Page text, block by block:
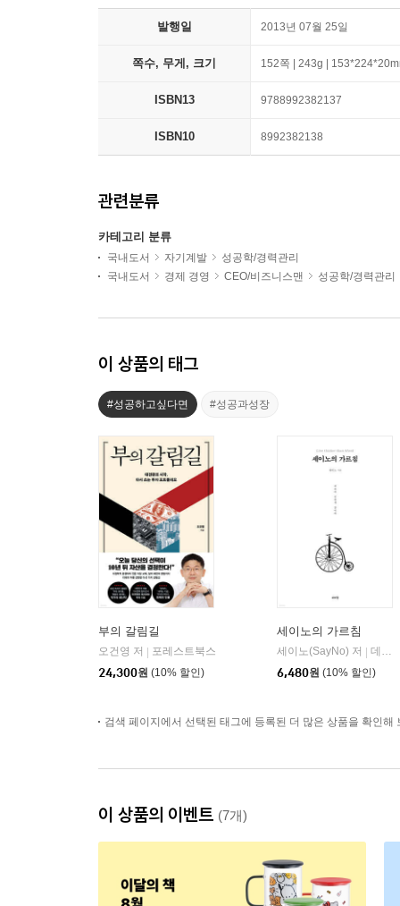
발행일 2013년 07월 25일
쪽수, 무게, 크기 152쪽 | 243g |
ISBN13 9788992382137
ISBN10 8992382138
관련분류
카테고리 분류
국내도서 자기계발
성공학/경력관리
국내도서
경제 경영 CEO/비즈니스맨 성공학/경력관리
이 상품의 태그
#성공하고싶다면 #성공과성장
부의 갈림길
오건영 저
포레스트북스
24,300원 (10% 할인)
세이노의 가르침
세이노(SayNo) 저
데이원
6,480원 (10% 할인)
검색 페이지에서 선택된 태그에 등록된 더 많은 상품을 확인해
이 상품의 이벤트 (7개)